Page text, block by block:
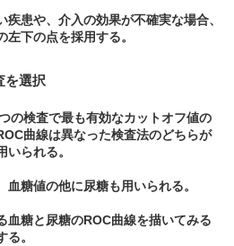
患や、介入の効果が不確実な場合、
下の点を採用する。
を選択
の検査で最も有効なカットオフ値の
曲線は異なった検査法のどちらが
られる。
糖値の他に尿糖も用いられる。
血糖と尿糖のROC曲線を描いてみる
。